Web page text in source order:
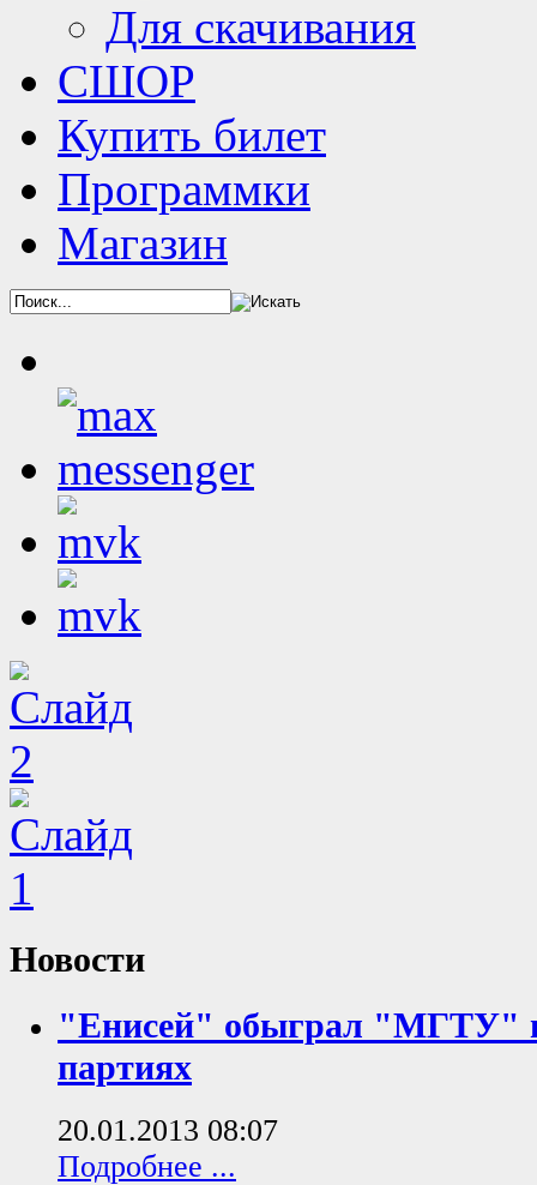
Для скачивания
СШОР
Купить билет
Программки
Магазин
Новости
"Енисей" обыграл "МГТУ"
партиях
20.01.2013 08:07
Подробнее ...